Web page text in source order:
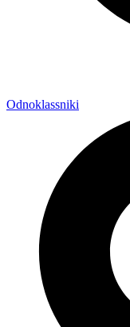
Odnoklassniki